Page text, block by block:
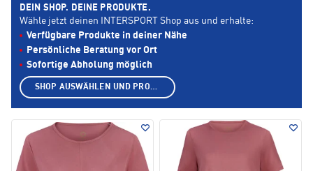
DEIN SHOP. DEINE PRODUKTE.
Wähle jetzt deinen INTERSPORT Shop aus und erhalte:
Verfügbare Produkte in deiner Nähe
Persönliche Beratung vor Ort
Sofortige Abholung möglich
SHOP AUSWÄHLEN UND PRODUKTE ANZEIGEN